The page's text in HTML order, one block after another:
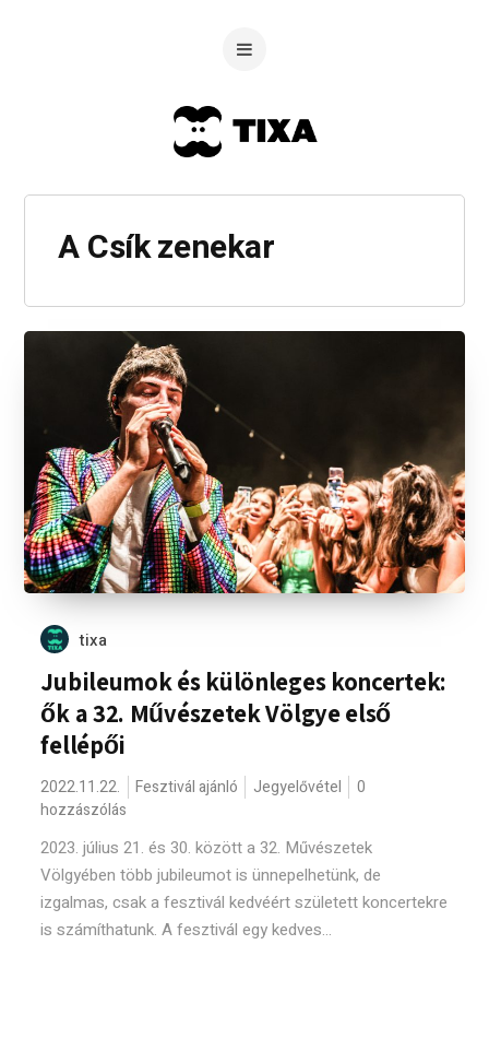
A Csík zenekar
tixa
Jubileumok és különleges koncertek:
ők a 32. Művészetek Völgye első
fellépői
2022.11.22. Fesztivál ajánló Jegyelővétel
0
hozzászólás
2023. július 21. és 30. között a 32. Művészetek
Völgyében több jubileumot is ünnepelhetünk, de
izgalmas, csak a fesztivál kedvéért született koncertekre
is számíthatunk. A fesztivál egy kedves...